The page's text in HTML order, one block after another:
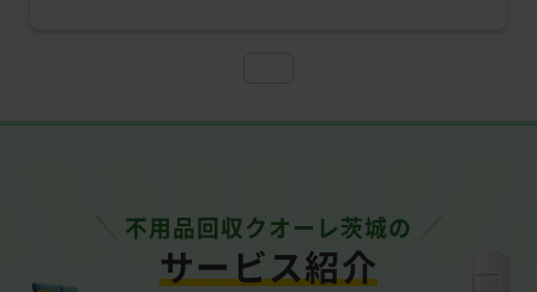
不用品回収クオーレ茨城の
サービス紹介